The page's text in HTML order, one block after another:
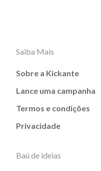
Saiba Mais
Sobre a Kickante
Lance uma campanha
Termos e condições
Privacidade
Baú de ideias